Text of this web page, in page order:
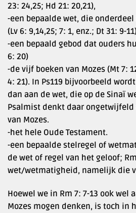
23: 24,25; Hd 21: 20,21),
-een bepaalde wet, die
(Lv 6: 9,14,25; 7: 1, enz.; Dt 31: 9-
-een bepaald gebod dat ouders
6: 20)
-de vijf boeken van Mozes (Mt 7:
4: 21). In Ps119 bijvoorbeeld
dan aan de wet, die op de Sinaï
Psalmist denkt daar ongetwijfeld
van Mozes.
-het hele Oude Testament.
-een bepaalde stelregel of
de wet of regel van het geloof;
wet/wetmatigheid, namelijk die
Hoewel we in Rm 7: 7-13 ook wel
Mozes mogen denken, is toch in